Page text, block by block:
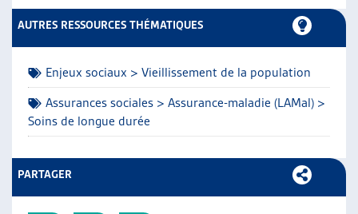
GUIDE SOCIAL ROMAND
L’ASSOCIATION
PROJETS ET ACTIVITÉS
JOURNÉES D’AUTOMNE
AUTRES RESSOURCES THÉMATIQUES
Enjeux sociaux > Vieillissement de la population
Assurances sociales > Assurance-maladie (LAMal) >
Soins de longue durée
PARTAGER